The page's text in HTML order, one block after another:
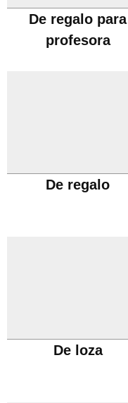
De regalo para
profesora
De regalo
De loza